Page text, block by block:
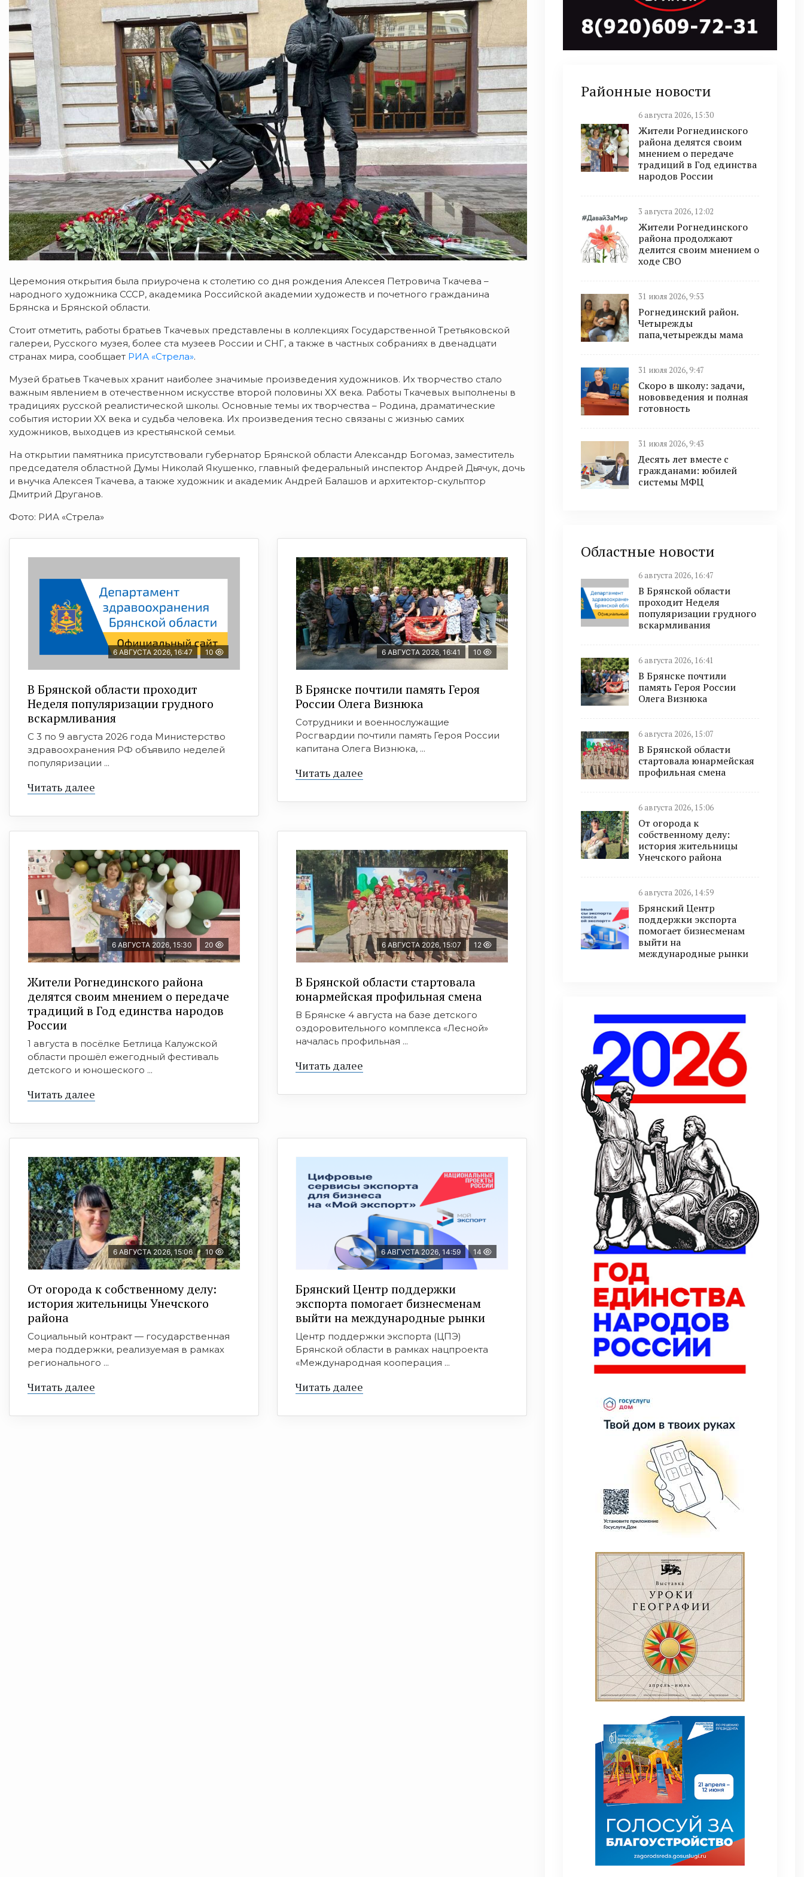
Церемония открытия была приурочена к столетию со дня рождения Алексея Петровича Ткачева –
народного художника СССР, академика Российской академии художеств и почетного гражданина
Брянска и Брянской области.
Стоит отметить, работы братьев Ткачевых представлены в коллекциях Государственной Третьяковской
галереи, Русского музея, более ста музеев России и СНГ, а также в частных собраниях в двенадцати
странах мира, сообщает РИА «Стрела».
Музей братьев Ткачевых хранит наиболее значимые произведения художников. Их творчество стало
важным явлением в отечественном искусстве второй половины XX века. Работы Ткачевых выполнены в
традициях русской реалистической школы. Основные темы их творчества – Родина, драматические
события истории XX века и судьба человека. Их произведения тесно связаны с жизнью самих
художников, выходцев из крестьянской семьи.
На открытии памятника присутствовали губернатор Брянской области Александр Богомаз, заместитель
председателя областной Думы Николай Якушенко, главный федеральный инспектор Андрей Дьячук, дочь
и внучка Алексея Ткачева, а также художник и академик Андрей Балашов и архитектор-скульптор
Дмитрий Друганов.
Фото: РИА «Стрела»
6 АВГУСТА 2026, 16:47 10
В Брянской области проходит
Неделя популяризации грудного
вскармливания
С 3 по 9 августа 2026 года Министерство
здравоохранения РФ объявило неделей
популяризации ...
Читать далее
6 АВГУСТА 2026, 16:41 10
В Брянске почтили память Героя
России Олега Визнюка
Сотрудники и военнослужащие
Росгвардии почтили память Героя России
капитана Олега Визнюка, ...
Читать далее
6 АВГУСТА 2026, 15:30 20
Жители Рогнединского района
делятся своим мнением о передаче
традиций в Год единства народов
России
1 августа в посёлке Бетлица Калужской
области прошёл ежегодный фестиваль
детского и юношеского ...
Читать далее
6 АВГУСТА 2026, 15:07 12
В Брянской области стартовала
юнармейская профильная смена
В Брянске 4 августа на базе детского
оздоровительного комплекса «Лесной»
началась профильная ...
Читать далее
6 АВГУСТА 2026, 15:06 10
От огорода к собственному делу:
история жительницы Унечского
района
Социальный контракт — государственная
мера поддержки, реализуемая в рамках
регионального ...
Читать далее
6 АВГУСТА 2026, 14:59 14
Брянский Центр поддержки
экспорта помогает бизнесменам
выйти на международные рынки
Центр поддержки экспорта (ЦПЭ)
Брянской области в рамках нацпроекта
«Международная кооперация ...
Читать далее
Районные новости
6 августа 2026, 15:30
Жители Рогнединского
района делятся своим
мнением о передаче
традиций в Год единства
народов России
3 августа 2026, 12:02
Жители Рогнединского
района продолжают
делится своим мнением о
ходе СВО
31 июля 2026, 9:53
Рогнединский район.
Четырежды
папа,четырежды мама
31 июля 2026, 9:47
Скоро в школу: задачи,
нововведения и полная
готовность
31 июля 2026, 9:43
Десять лет вместе с
гражданами: юбилей
системы МФЦ
Областные новости
6 августа 2026, 16:47
В Брянской области
проходит Неделя
популяризации грудного
вскармливания
6 августа 2026, 16:41
В Брянске почтили
память Героя России
Олега Визнюка
6 августа 2026, 15:07
В Брянской области
стартовала юнармейская
профильная смена
6 августа 2026, 15:06
От огорода к
собственному делу:
история жительницы
Унечского района
6 августа 2026, 14:59
Брянский Центр
поддержки экспорта
помогает бизнесменам
выйти на
международные рынки